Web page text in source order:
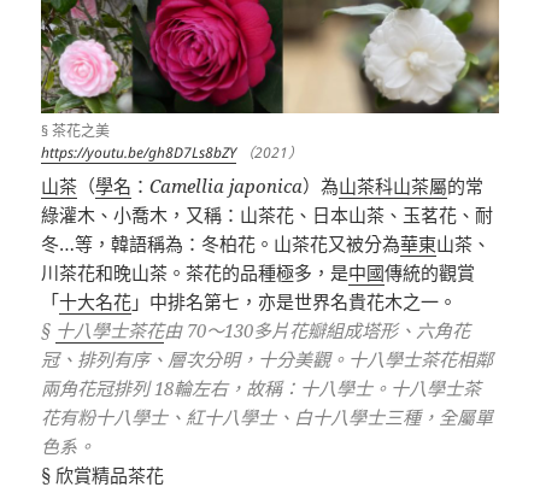
§ 茶花之美
https://youtu.be/gh8D7Ls8bZY（2021）
山茶 （學名 ：Camellia japonica）為山茶科山茶屬的常
綠灌木、小喬木，又稱：山茶花、日本山茶、玉茗花、耐
冬…等，韓語稱為：冬柏花。山茶花又被分為華東山茶、
川茶花和晚山茶。茶花的品種極多，是中國傳統的觀賞
「十大名花 」中排名第七，亦是世界名貴花木之一。
§ 十八學士茶花由70～130多片花瓣組成塔形、六角花
冠、排列有序、層次分明，十分美觀。十八學士茶花相鄰
兩角花冠排列18輪左右，故稱：十八學士。十八學士茶
花有粉十八學士、紅十八學士、白十八學士三種，全屬單
色系。
§ 欣賞精品茶花